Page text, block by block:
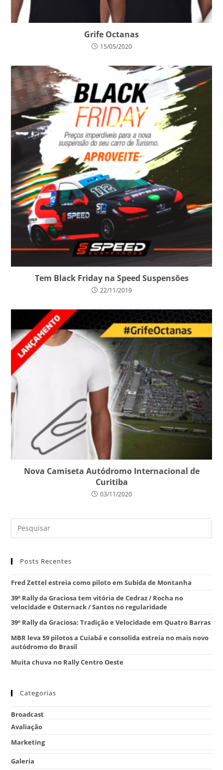
Grife Octanas
15/05/2020
Tem Black Friday na Speed Suspensões
22/11/2019
Nova Camiseta Autódromo Internacional de
Curitiba
03/11/2020
Posts Recentes
Fred Zettel estreia como piloto em Subida de Montanha
39º Rally da Graciosa tem vitória de Cedraz / Rocha no
velocidade e Osternack / Santos no regularidade
39º Rally da Graciosa: Tradição e Velocidade em Quatro Barras
MBR leva 59 pilotos a Cuiabá e consolida estreia no mais novo
autódromo do Brasil
Muita chuva no Rally Centro Oeste
Categorias
Broadcast
Avaliação
Marketing
Galeria